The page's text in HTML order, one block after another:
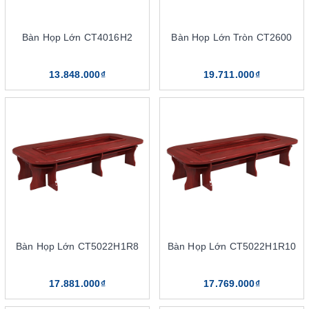
Lớp sơn PU tạo ra nét sang trọng cho các mẫu bàn họp
Bảng màu sản phẩm bàn họp sơn PU của The One rất đa dạng,
màu sắc mà các họa tiết, chất lượng sơn sẽ khác nhau. Nội thất
The One hiện đang sử dụng dòng sơn PU cao cấp. Kết hợp cùng
Bàn Họp Lớn CT4016H2
13.848.000₫
Bàn Họp Lớn Tròn CT2600
19.711.000₫
Bàn Họp Lớn CT5022H1R8
17.881.000₫
Bàn Họp Lớn CT5022H1R10
17.769.000₫